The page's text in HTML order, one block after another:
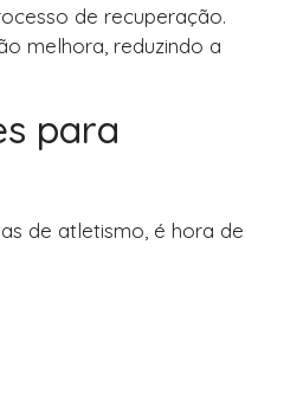
de recuperação.
melhora, reduzindo a
para
de atletismo, é hora de